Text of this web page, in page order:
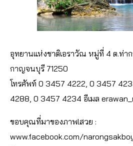
อุทยานแห่งชาติเอราวัณ หมู่ที่ 4 ต.ท่า
กาญจนบุรี 71250
โทรศัพท์ 0 3457 4222, 0 3457
4288, 0 3457 4234 อีเมล
ขอบคุณที่มาของภาพlสวย :
www.facebook.com/